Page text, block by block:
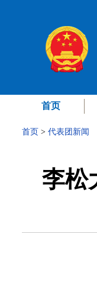
首页
首页 > 代表团新闻
李松